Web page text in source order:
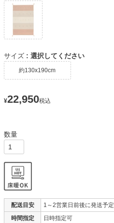
¥22,950税込
サイズ 選択してください
約130x190cm
配送目安
1～2営業日前後に発送予定
時間指定
日時指定可